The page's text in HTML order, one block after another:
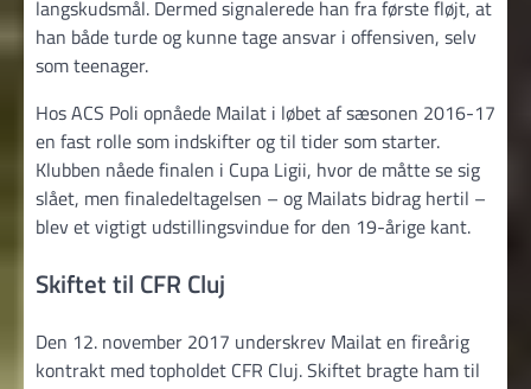
langskudsmål. Dermed signalerede han fra første fløjt, at
han både turde og kunne tage ansvar i offensiven, selv
som teenager.
Hos ACS Poli opnåede Mailat i løbet af sæsonen 2016-17
en fast rolle som indskifter og til tider som starter.
Klubben nåede finalen i Cupa Ligii, hvor de måtte se sig
slået, men finaledeltagelsen – og Mailats bidrag hertil –
blev et vigtigt udstillingsvindue for den 19-årige kant.
Skiftet til CFR Cluj
Den 12. november 2017 underskrev Mailat en fireårig
kontrakt med topholdet CFR Cluj. Skiftet bragte ham til